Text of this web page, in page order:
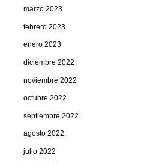
marzo 2023
febrero 2023
enero 2023
diciembre 2022
noviembre 2022
octubre 2022
septiembre 2022
agosto 2022
julio 2022